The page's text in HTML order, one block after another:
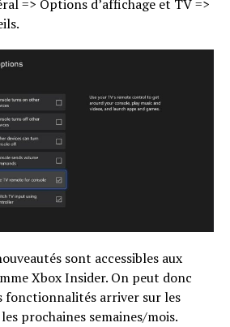
=> Options d’affichage et TV =>
sont accessibles aux
Xbox Insider. On peut donc
fonctionnalités arriver sur les
prochaines semaines/mois.